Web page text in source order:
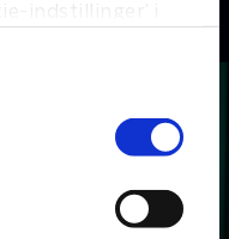
indstillinger’ i